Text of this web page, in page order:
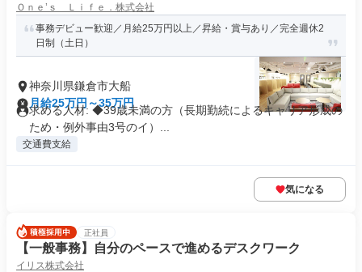
Ｏｎｅ’ｓ Ｌｉｆｅ．株式会社
事務デビュー歓迎／月給25万円以上／昇給・賞与あり／完全週休2
日制（土日）
神奈川県鎌倉市大船
月給25万円～35万円
求める人材: ◆39歳未満の方（長期勤続によるキャリア形成の
ため・例外事由3号のイ）...
交通費支給
気になる
正社員
【一般事務】自分のペースで進めるデスクワーク
イリス株式会社